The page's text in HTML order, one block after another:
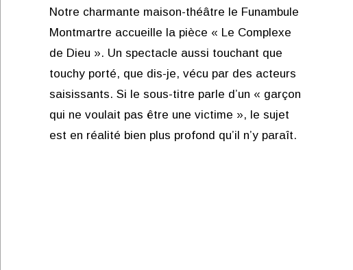
Notre charmante maison-théâtre le Funambule
Montmartre accueille la pièce « Le Complexe
de Dieu ». Un spectacle aussi touchant que
touchy porté, que dis-je, vécu par des acteurs
saisissants. Si le sous-titre parle d’un « garçon
qui ne voulait pas être une victime », le sujet
est en réalité bien plus profond qu’il n’y paraît.